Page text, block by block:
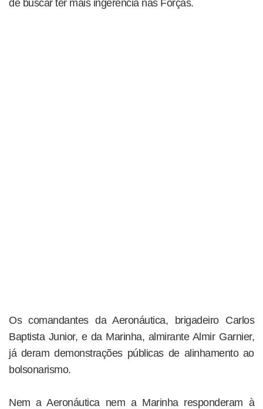
de buscar ter mais ingerência nas Forças.
Os comandantes da Aeronáutica, brigadeiro Carlos
Baptista Junior, e da Marinha, almirante Almir Garnier,
já deram demonstrações públicas de alinhamento ao
bolsonarismo.
Nem a Aeronáutica nem a Marinha responderam à